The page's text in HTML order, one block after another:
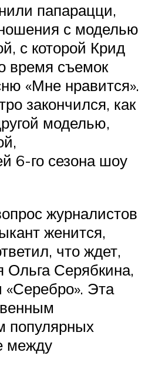
папарацци,
с моделью
с которой Крид
время съемок
«‎Мне нравится»‎‎.
закончился, как
моделью,
6-го сезона шоу
журналистов
женится,
что ждет,
Ольга Серябкина,
«‎Серебро»‎‎. Эта
популярных
между